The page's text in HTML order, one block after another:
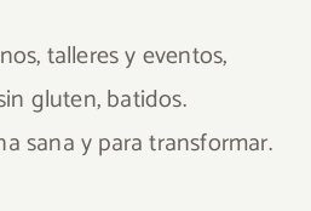
talleres y eventos,
gluten, batidos.
sana y para transformar.